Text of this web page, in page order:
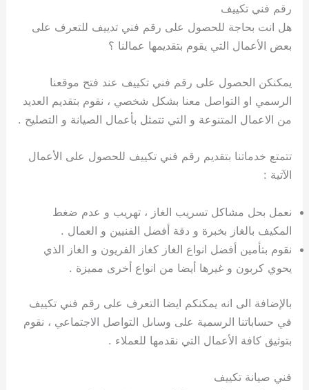
رقم فني تكييف
هل انت بحاجة للحصول على رقم فني تدييف للتعرف على
بعض الأعمال التي يقوم بتقديمها عمالنا ؟
يمكنكن الحصول على رقم فني تكييف عند فتح موقعنا
الرسمي او التواصل معنا بشكل شخصي ، نقوم بتقديم العديد
من الاعمال المتنوعة و التي تتمثل بأعمال الصيانة و التصليح .
تتمتع خدماتنا بتقديم رقم فني تكييف للحصول على الأعمال
الآتية :
نعمل بحل مشاكل تسريب الغاز ، تهريب و عدم ضغط
المكيف بالغاز بخبرة و دقة أفضل الفنيين و العمال .
نقوم بتأمين أفضل انواع الغاز كغاز الفريون و الغاز الذي
يحوي كربون و غيرها أيضا من انواع أخرى مميزة .
بالإضافة الى انه يمكنكم ايضا التعرف على رقم فني تكييف
في حساباتنا الرسمية على وساىل التواصل الاجتماعي ، نقوم
بتوثيق كافة الأعمال التي نقدمها للعملاء .
فني صيانة تكييف